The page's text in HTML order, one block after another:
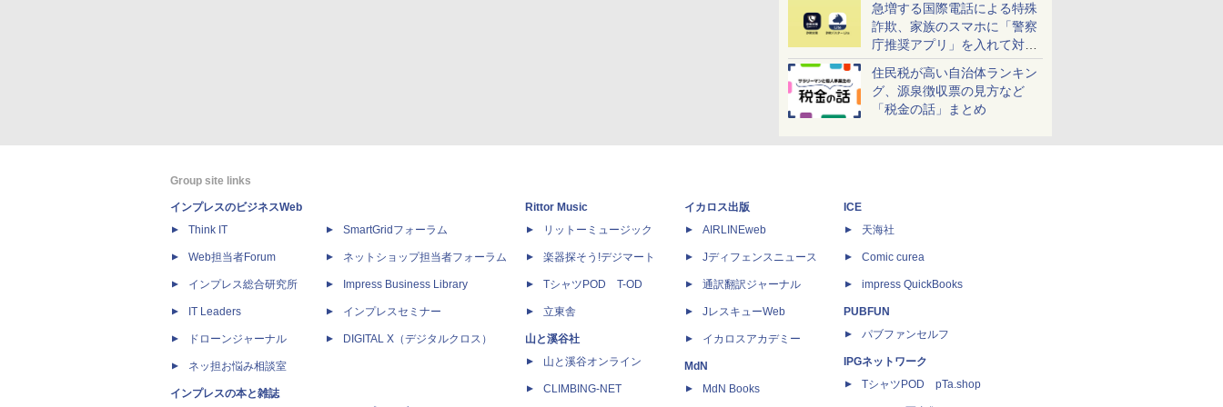
急増する国際電話による特殊
詐欺、家族のスマホに「警察
庁推奨アプリ」を入れて対策
しよう！
住民税が高い自治体ランキン
グ、源泉徴収票の見方など
「税金の話」まとめ
Group site links
インプレスのビジネスWeb
Think IT
Web担当者Forum
インプレス総合研究所
IT Leaders
ドローンジャーナル
ネッ担お悩み相談室
インプレスの本と雑誌
SmartGridフォーラム
ネットショップ担当者フォーラム
Impress Business Library
インプレスセミナー
DIGITAL X（デジタルクロス）
Rittor Music
リットーミュージック
楽器探そう!デジマート
TシャツPOD T-OD
立東舎
山と溪谷社
山と溪谷オンライン
CLIMBING-NET
イカロス出版
AIRLINEweb
Jディフェンスニュース
通訳翻訳ジャーナル
JレスキューWeb
イカロスアカデミー
MdN
MdN Books
ICE
天海社
Comic curea
impress QuickBooks
PUBFUN
パブファンセルフ
IPGネットワーク
TシャツPOD pTa.shop